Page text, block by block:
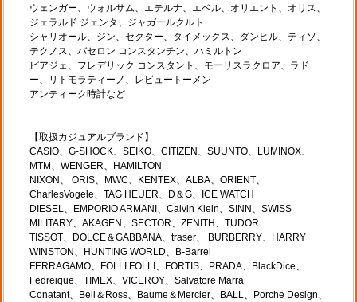
ウェンガー、ウォルサム、エテルナ、エベル、オリエント、オリス、
ジェラルド ジェンタ、ジャガールクルト
シャリオール、ジン、セクター、タイメックス、ダンヒル、ティソ、
テクノス、バセロン コンスタンチン、ハミルトン
ピアジェ、フレデリック コンスタント、モーリスラクロア、ラド
ー、リトモラティーノ、レビュートーメン
アンティーク時計など
【取扱カジュアルブランド】
CASIO、G-SHOCK、SEIKO、CITIZEN、SUUNTO、LUMINOX、
MTM、WENGER、HAMILTON
NIXON、 ORIS、MWC、KENTEX、ALBA、ORIENT、
CharlesVogele、TAG HEUER、D＆G、ICE WATCH
DIESEL、EMPORIO ARMANI、Calvin Klein、SINN、SWISS
MILITARY、AKAGEN、SECTOR、ZENITH、TUDOR
TISSOT、DOLCE＆GABBANA、traser、 BURBERRY、HARRY
WINSTON、HUNTING WORLD、B-Barrel
FERRAGAMO、FOLLI FOLLI、FORTIS、PRADA、BlackDice、
Fedreique、TIMEX、VICEROY、Salvatore Marra
Conatant、Bell＆Ross、Baume＆Mercier、BALL、Porche Design、